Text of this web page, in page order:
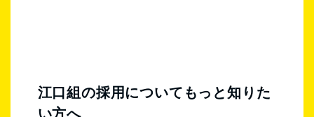
江口組の採用についてもっと知りた
い方へ